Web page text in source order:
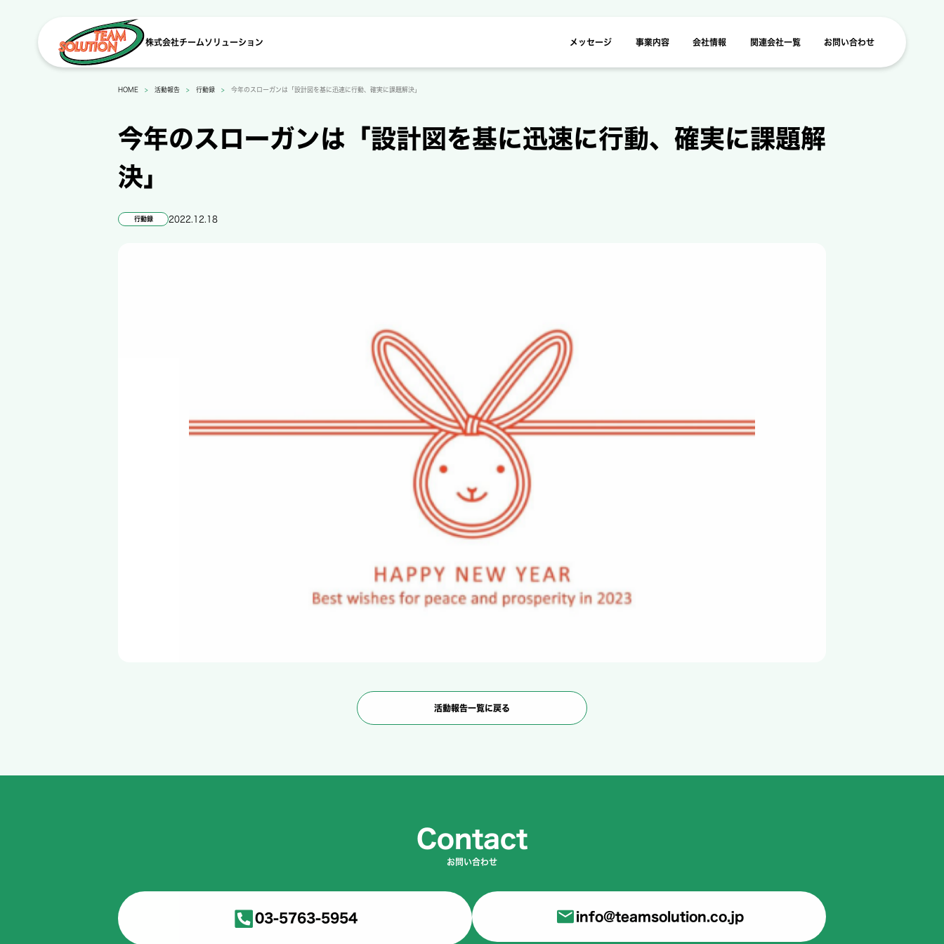
株式会社チームソリューション メッセージ 事業内容 会社情報 関連会社一覧 お問い合わせ
HOME > 活動報告 > 行動録 > 今年のスローガンは「設計図を基に迅速に行動、確実に課題解決」
今年のスローガンは「設計図を基に迅速に行動、確実に課題解
決」
行動録 2022.12.18
活動報告一覧に戻る
Contact
お問い合わせ
03-5763-5954 info@teamsolution.co.jp